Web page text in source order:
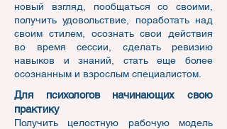
новый взгляд, пообщаться со своими,
получить удовольствие, поработать над
своим стилем, осознать свои действия
во время сессии, сделать ревизию
навыков и знаний, стать еще более
осознанным и взрослым специалистом.
Для психологов начинающих свою
практику
Получить целостную рабочую модель